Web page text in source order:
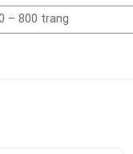
– 800 trang